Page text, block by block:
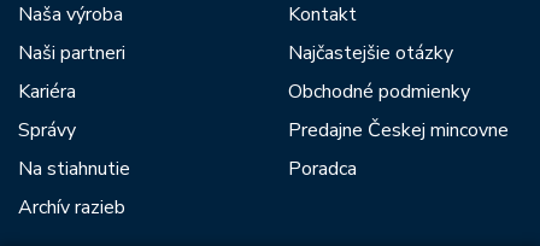
Naša výroba
Naši partneri
Kariéra
Správy
Na stiahnutie
Archív razieb
Kontakt
Najčastejšie otázky
Obchodné podmienky
Predajne Českej mincovne
Poradca